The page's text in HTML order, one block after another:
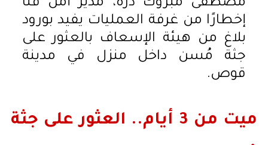
مصطفى مبروك درة، مدير أمن قنا
إخطارًا من غرفة العمليات يفيد بورود
بلاغ من هيئة الإسعاف بالعثور على
جثة مُسن داخل منزل في مدينة
قوص.
ميت من 3 أيام.. العثور على جثة